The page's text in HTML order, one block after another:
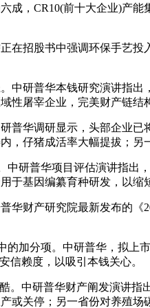
成，CR10(前十大企业)产
招股书中强调环保手艺投
研普华本钱研究演讲指出
性屠宰企业，完美财产链结
华调研显示，头部企业已
，仔猪成活率大幅提拔；另
普华项目评估演讲指出
于基因编纂育种研发，以
财产研究院最新发布的《
分项。中研普华，拟上
信赖度，以吸引本钱关心。
中研普华财产阐发演讲指
或关停；另一省份对养殖场